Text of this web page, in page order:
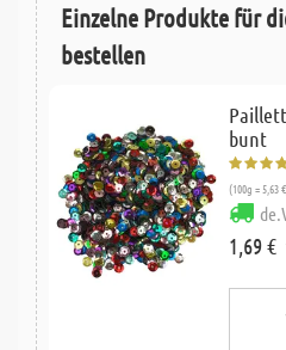
Einzelne Produkte für
bestellen
bunt
(100g = 5,63
1,69 €